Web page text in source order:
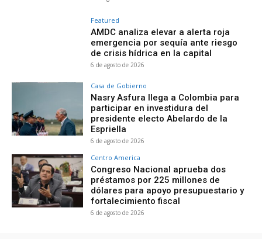
Featured
AMDC analiza elevar a alerta roja
emergencia por sequía ante riesgo
de crisis hídrica en la capital
6 de agosto de 2026
Casa de Gobierno
Nasry Asfura llega a Colombia para
participar en investidura del
presidente electo Abelardo de la
Espriella
6 de agosto de 2026
Centro America
Congreso Nacional aprueba dos
préstamos por 225 millones de
dólares para apoyo presupuestario y
fortalecimiento fiscal
6 de agosto de 2026